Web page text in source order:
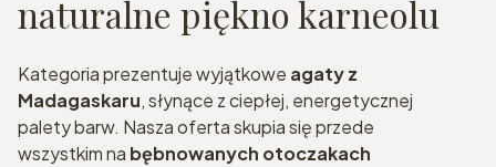
naturalne piękno karneolu
Kategoria prezentuje wyjątkowe agaty z
Madagaskaru, słynące z ciepłej, energetycznej
palety barw. Nasza oferta skupia się przede
wszystkim na bębnowanych otoczakach